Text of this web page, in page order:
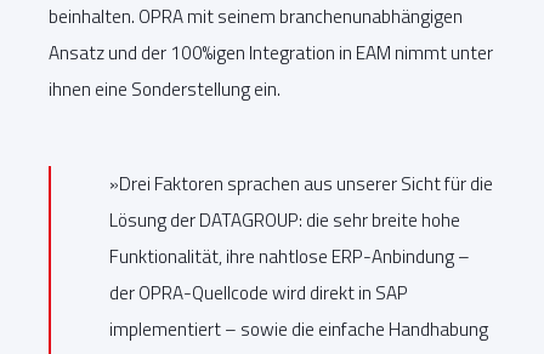
beinhalten. OPRA mit seinem branchenunabhängigen
Ansatz und der 100%igen Integration in EAM nimmt unter
ihnen eine Sonderstellung ein.
»Drei Faktoren sprachen aus unserer Sicht für die
Lösung der DATAGROUP: die sehr breite hohe
Funktionalität, ihre nahtlose ERP-Anbindung –
der OPRA-Quellcode wird direkt in SAP
implementiert – sowie die einfache Handhabung